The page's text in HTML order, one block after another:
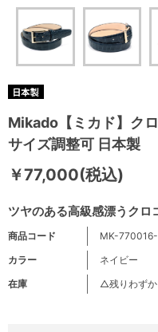
Mikado【ミカド】ク
サイズ調整可 日本製
ツヤのある高級感漂うクロ
￥77,000(税込)
商品コード
MK-
カラー
ネイビー
在庫
△残りわずか